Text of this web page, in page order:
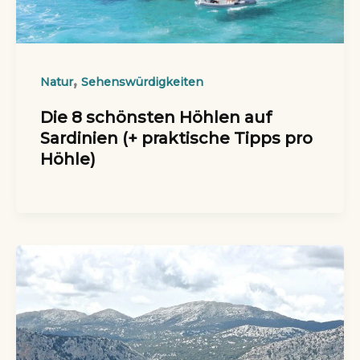
Natur, Sehenswürdigkeiten
Die 8 schönsten Höhlen auf
Sardinien (+ praktische Tipps pro
Höhle)